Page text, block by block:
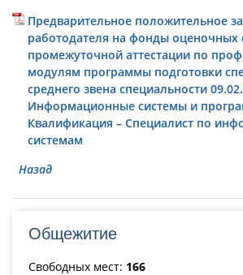
Предварительное положительное
работодателя на фонды оценочных
промежуточной аттестации по
модулям программы подготовки
среднего звена специальности
Информационные системы и
Квалификация – Специалист по
системам
Назад
Общежитие
Свободных мест: 166